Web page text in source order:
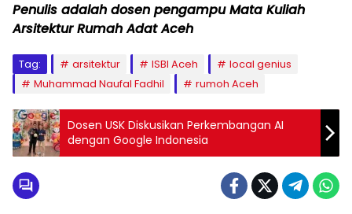
Penulis adalah dosen pengampu Mata Kuliah
Arsitektur Rumah Adat Aceh
Tag: arsitektur ISBI Aceh
local genius
Muhammad Naufal Fadhil
rumoh Aceh
Dosen USK Diskusikan Perkembangan AI
dengan Google Indonesia